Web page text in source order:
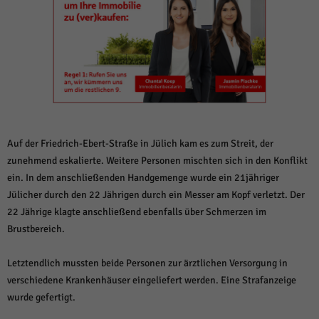
Auf der Friedrich-Ebert-Straße in Jülich kam es zum Streit, der
zunehmend eskalierte. Weitere Personen mischten sich in den Konflikt
ein. In dem anschließenden Handgemenge wurde ein 21jähriger
Jülicher durch den 22 Jährigen durch ein Messer am Kopf verletzt. Der
22 Jährige klagte anschließend ebenfalls über Schmerzen im
Brustbereich.
Letztendlich mussten beide Personen zur ärztlichen Versorgung in
verschiedene Krankenhäuser eingeliefert werden. Eine Strafanzeige
wurde gefertigt.
Alle akzeptieren Speichern und weiter
Zurück
Datenschutzeinstellungen
Essenziell (1)
Cookie-Informationen anzeigen
Statistiken (1)
Statistik Cookies erfassen Informationen anonym. Diese Informationen helfen
Marketing (1)
Marketing-Cookies werden von Drittanbietern oder Publishern verwendet,